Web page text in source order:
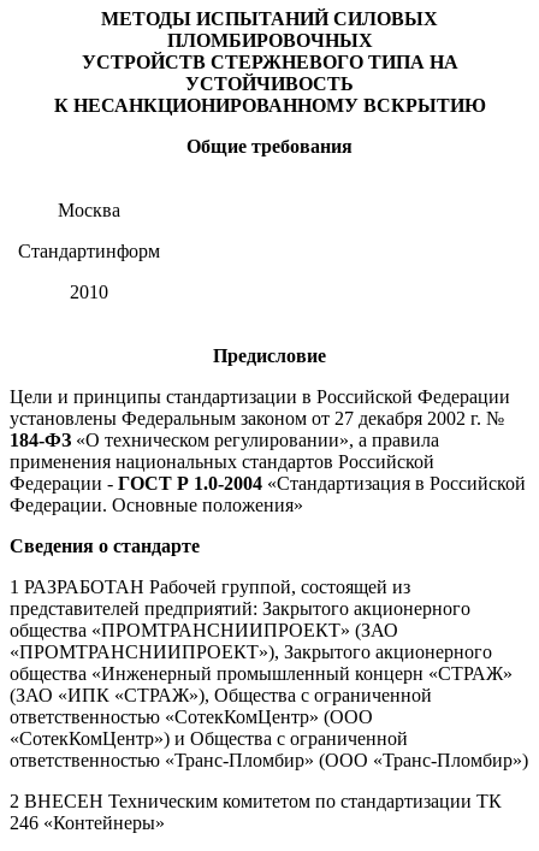
МЕТОДЫ ИСПЫТАНИЙ СИЛОВЫХ
ПЛОМБИРОВОЧНЫХ
УСТРОЙСТВ СТЕРЖНЕВОГО ТИПА НА
УСТОЙЧИВОСТЬ
К НЕСАНКЦИОНИРОВАННОМУ ВСКРЫТИЮ
Общие требования
Москва
Стандартинформ
2010
Предисловие
Цели и принципы стандартизации в Российской Федерации
установлены Федеральным законом от 27 декабря 2002 г. №
184-ФЗ «О техническом регулировании», а правила
применения национальных стандартов Российской
Федерации - ГОСТ Р 1.0-2004 «Стандартизация в Российской
Федерации. Основные положения»
Сведения о стандарте
1 РАЗРАБОТАН Рабочей группой, состоящей из
представителей предприятий: Закрытого акционерного
общества «ПРОМТРАНСНИИПРОЕКТ» (ЗАО
«ПРОМТРАНСНИИПРОЕКТ»), Закрытого акционерного
общества «Инженерный промышленный концерн «СТРАЖ»
(ЗАО «ИПК «СТРАЖ»), Общества с ограниченной
ответственностью «СотекКомЦентр» (ООО
«СотекКомЦентр») и Общества с ограниченной
ответственностью «Транс-Пломбир» (ООО «Транс-Пломбир»)
2 ВНЕСЕН Техническим комитетом по стандартизации ТК
246 «Контейнеры»